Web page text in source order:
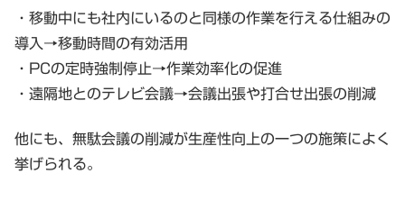
・移動中にも社内にいるのと同様の作業を行える仕組みの
導入→移動時間の有効活用
・PCの定時強制停止→作業効率化の促進
・遠隔地とのテレビ会議→会議出張や打合せ出張の削減
他にも、無駄会議の削減が生産性向上の一つの施策によく
挙げられる。